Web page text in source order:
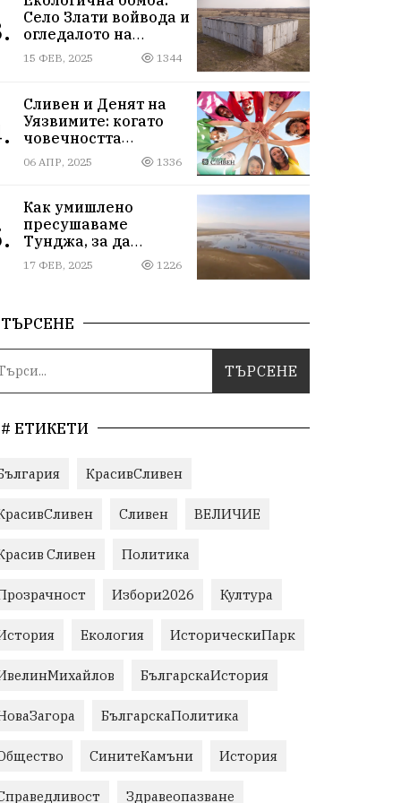
Село Злати войвода и
огледалото на
управлението
15 ФЕВ, 2025 1344
Сливен и Денят на
Уязвимите: когато
човечността
надмогва
предразсъдъците
06 АПР, 2025 1336
Как умишлено
пресушаваме
Тунджа, за да
пълним Марица и…
джобовете на частни
17 ФЕВ, 2025 1226
ТЪРСЕНЕ
# ЕТИКЕТИ
КрасивСливен
Сливен ВЕЛИЧИЕ
Сливен Политика
Избори2026 Култура
Екология ИсторическиПарк
БългарскаИстория
БългарскаПолитика
СинитеКамъни История
Здравеопазване